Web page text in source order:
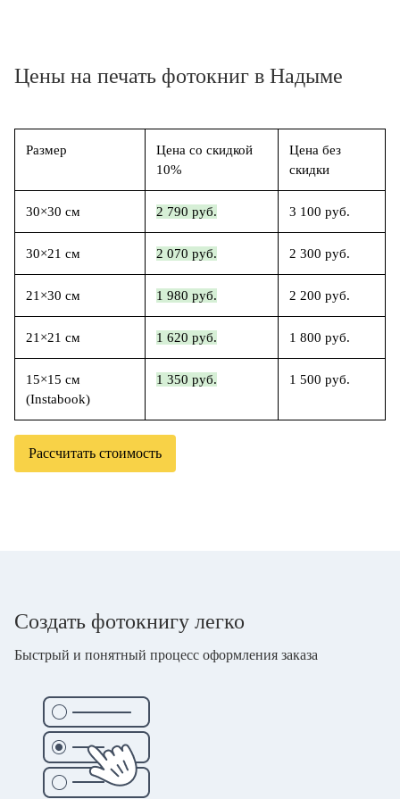
Цены на печать фотокниг в Надыме
Размер
Цена со скидкой
10%
Цена без
скидки
30×30 см 2 790 руб. 3 100 руб.
30×21 см 2 070 руб. 2 300 руб.
21×30 см 1 980 руб. 2 200 руб.
21×21 см 1 620 руб. 1 800 руб.
15×15 см
(Instabook)
1 350 руб. 1 500 руб.
Рассчитать стоимость
Создать фотокнигу легко
Быстрый и понятный процесс оформления заказа